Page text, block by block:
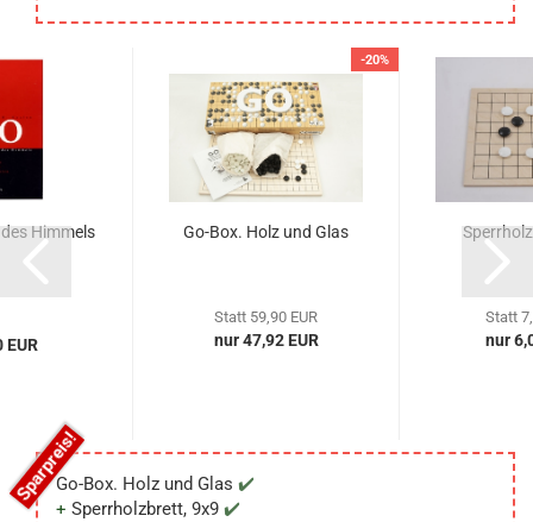
Himmels
EUR
-20%
Go-Box. Holz und Glas
Statt 59,90 EUR
nur 47,92 EUR
Statt
nur
Go-Box. Holz und Glas
Sperrholzbrett, 9x9